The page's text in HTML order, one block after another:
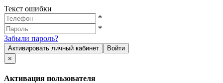
Текст ошибки
*
*
Забыли пароль?
Активировать личный кабинет
Войти
×
Активация пользователя